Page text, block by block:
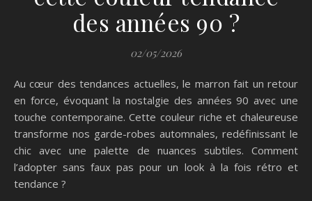
des années 90 ?
02/05/2026
Au cœur des tendances actuelles, le marron fait un retour
en force, évoquant la nostalgie des années 90 avec une
touche contemporaine. Cette couleur riche et chaleureuse
transforme nos garde-robes automnales, redéfinissant le
chic avec une palette de nuances subtiles. Comment
l’adopter sans faux pas pour un look à la fois rétro et
tendance ?